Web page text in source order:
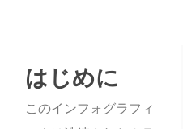
はじめに
このインフォグラフィ